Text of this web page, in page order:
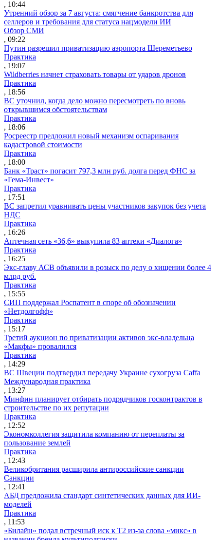
, 10:44
Утренний обзор за 7 августа: смягчение банкротства для
селлеров и требования для статуса нацмодели ИИ
Обзор СМИ
, 09:22
Путин разрешил приватизацию аэропорта Шереметьево
Практика
, 19:07
Wildberries начнет страховать товары от ударов дронов
Практика
, 18:56
ВС уточнил, когда дело можно пересмотреть по вновь
открывшимся обстоятельствам
Практика
, 18:06
Росреестр предложил новый механизм оспаривания
кадастровой стоимости
Практика
, 18:00
Банк «Траст» погасит 797,3 млн руб. долга перед ФНС за
«Гема-Инвест»
Практика
, 17:51
ВС запретил уравнивать цены участников закупок без учета
НДС
Практика
, 16:26
Аптечная сеть «36,6» выкупила 83 аптеки «Диалога»
Практика
, 16:25
Экс-главу АСВ объявили в розыск по делу о хищении более 4
млрд руб.
Практика
, 15:55
СИП поддержал Роспатент в споре об обозначении
«Нетдолгофф»
Практика
, 15:17
Третий аукцион по приватизации активов экс-владельца
«Макфы» провалился
Практика
, 14:29
ВС Швеции подтвердил передачу Украине сухогруза Caffa
Международная практика
, 13:27
Минфин планирует отбирать подрядчиков госконтрактов в
строительстве по их репутации
Практика
, 12:52
Экономколлегия защитила компанию от переплаты за
пользование землей
Практика
, 12:43
Великобритания расширила антироссийские санкции
Санкции
, 12:41
АБД предложила стандарт синтетических данных для ИИ-
моделей
Практика
, 11:53
«Билайн» подал встречный иск к Т2 из-за слова «микс» в